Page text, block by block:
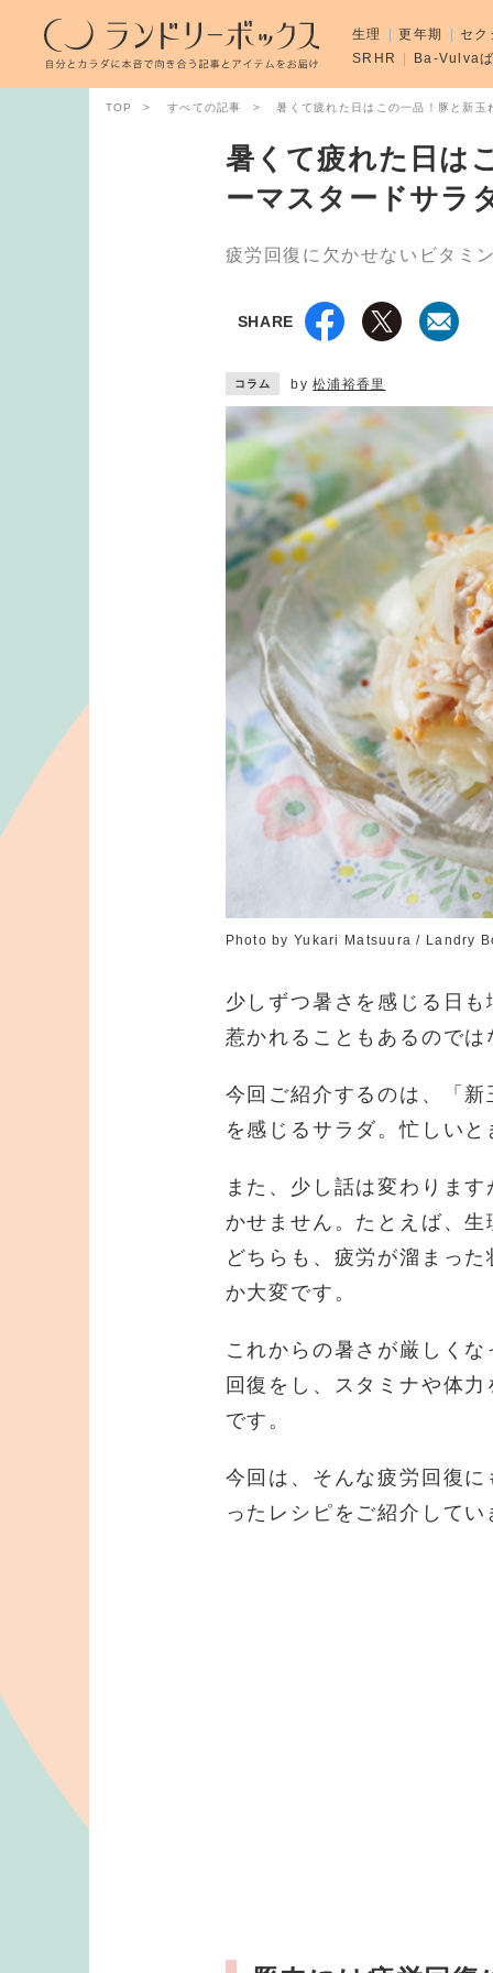
TOP すべての記事 暑くて疲れた日はこの一品！豚と新
暑くて疲れた日は
ーマスタードサラ
疲労回復に欠かせないビタミ
SHARE
コラム by松浦裕香里
Photo by Yukari Matsuura / Landry
少しずつ暑さを感じる日
惹かれることもあるので
今回ご紹介するのは、「
を感じるサラダ。忙しい
また、少し話は変わりま
かせません。たとえば、
どちらも、疲労が溜まっ
か大変です。
これからの暑さが厳しく
回復をし、スタミナや体
です。
今回は、そんな疲労回復
ったレシピをご紹介してい
生理 更年期
セク
SRHR
Ba-Vulva